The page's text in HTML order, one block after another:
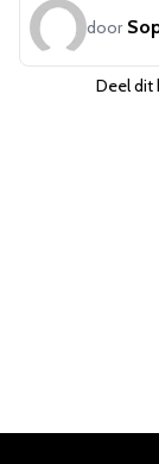
door
Deel dit